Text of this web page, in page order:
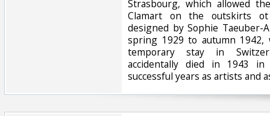
Strasbourg, which allowed
Clamart on the outskirts
designed by Sophie
spring 1929 to autumn
temporary stay in
accidentally died in 1943
successful years as artists and